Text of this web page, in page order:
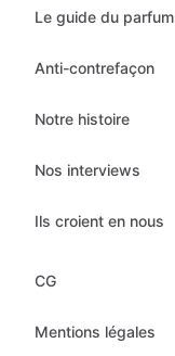
Le guide du parfum
Anti-contrefaçon
Notre histoire
Nos interviews
Ils croient en nous
CG
Mentions légales